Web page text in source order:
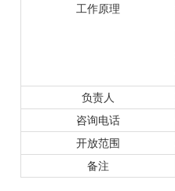
工作原理
负责人
咨询电话
开放范围
备注